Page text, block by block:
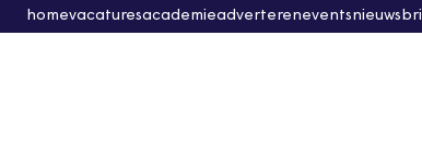
homevacaturesacademieadverterenevents